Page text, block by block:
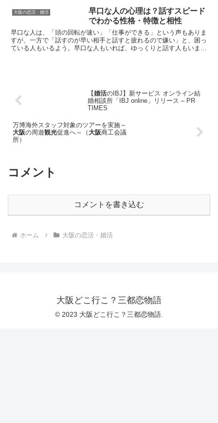
大阪の恋活・婚活
早口な人の心理は？話すスピード
でわかる性格・特徴と相性
早口な人は、「頭の回転が速い」「仕事ができる」という声もありま
すが、一方で「話すのが早い相手と話すと疲れるので嫌い」と、困っ
ている人もいるよう。早口な人もいれば、ゆっくりと話す人もいま
【婚活のIBJ】新サービス オンライン結
婚相談所「IBJ online」リリース – PR
TIMES
万博海外スタッフ対象のツアーを実施～
大阪の周遊観光促進へ～（大阪商工会議
所）
コメント
コメントを書き込む
ホーム 大阪の恋活・婚活
大阪どこ行こ？三都恋物語
© 2023 大阪どこ行こ？三都恋物語.